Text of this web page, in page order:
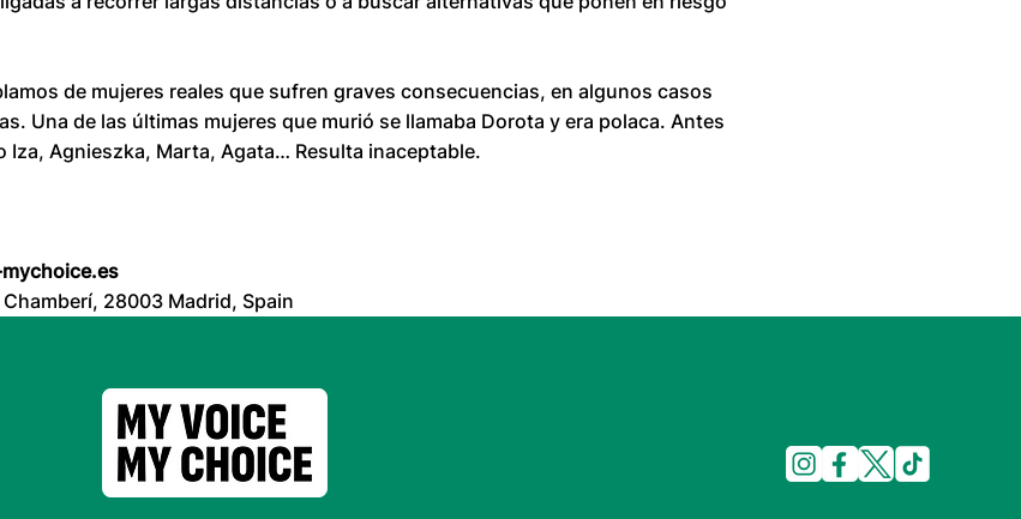
de mujeres reales que sufren graves consecuencias, en algunos casos
Una de las últimas mujeres que murió se llamaba Dorota y era polaca. Antes
Iza, Agnieszka, Marta, Agata… Resulta inaceptable.
28003 Madrid, Spain